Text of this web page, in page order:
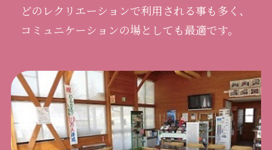
どのレクリエーションで利用される事も多く、
コミュニケーションの場としても最適です。